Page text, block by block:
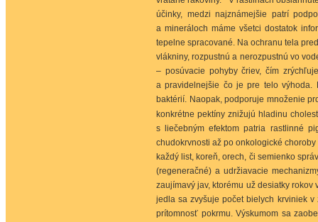
účinky, medzi najznámejšie patrí
a mineráloch máme všetci dostatok
tepelne spracované. Na ochranu tela
vlákniny, rozpustnú a nerozpustnú vo
– posúvacie pohyby čriev, čím
a pravidelnejšie čo je pre telo výhoda.
baktérií. Naopak, podporuje množenie
konkrétne pektíny znižujú hladinu
s liečebným efektom patria rastlinné
chudokrvnosti až po onkologické
každý list, koreň, orech, či semienko
(regeneračné) a udržiavacie
zaujímavý jav, ktorému už desiatky
jedla sa zvyšuje počet bielych krviniek
prítomnosť pokrmu. Výskumom sa